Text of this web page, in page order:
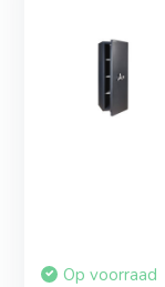
Op voorraad